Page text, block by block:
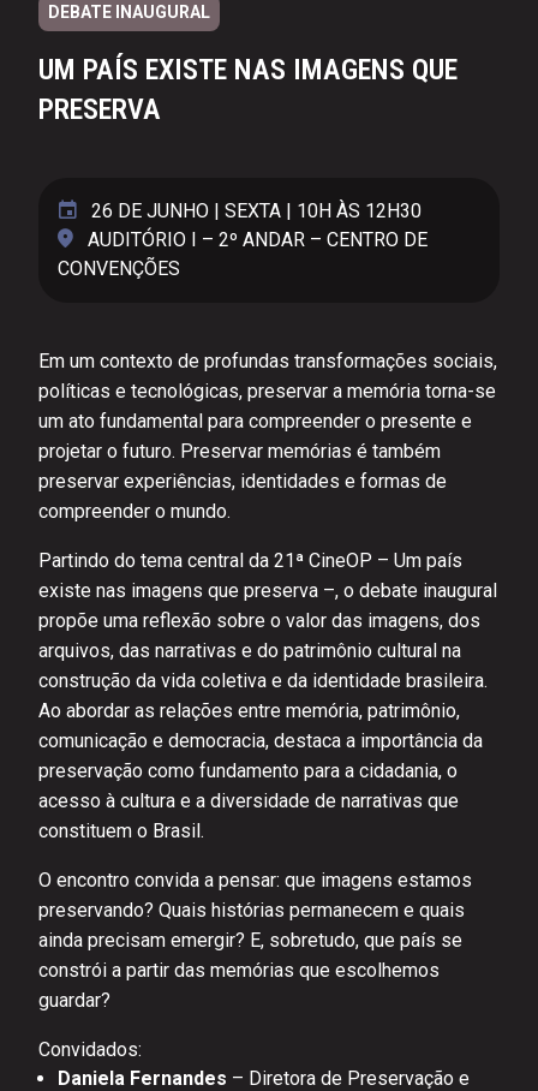
DEBATE INAUGURAL
UM PAÍS EXISTE NAS IMAGENS QUE
PRESERVA
26 DE JUNHO | SEXTA | 10H ÀS 12H30
AUDITÓRIO I – 2º ANDAR – CENTRO DE
CONVENÇÕES
Em um contexto de profundas transformações sociais,
políticas e tecnológicas, preservar a memória torna-se
um ato fundamental para compreender o presente e
projetar o futuro. Preservar memórias é também
preservar experiências, identidades e formas de
compreender o mundo.
Partindo do tema central da 21ª CineOP – Um país
existe nas imagens que preserva –, o debate inaugural
propõe uma reflexão sobre o valor das imagens, dos
arquivos, das narrativas e do patrimônio cultural na
construção da vida coletiva e da identidade brasileira.
Ao abordar as relações entre memória, patrimônio,
comunicação e democracia, destaca a importância da
preservação como fundamento para a cidadania, o
acesso à cultura e a diversidade de narrativas que
constituem o Brasil.
O encontro convida a pensar: que imagens estamos
preservando? Quais histórias permanecem e quais
ainda precisam emergir? E, sobretudo, que país se
constrói a partir das memórias que escolhemos
guardar?
Convidados:
Daniela Fernandes – Diretora de Preservação e